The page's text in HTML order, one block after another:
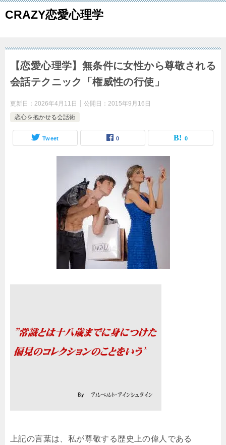
CRAZY恋愛心理学
【恋愛心理学】無条件に女性から尊敬される
会話テクニック「権威性の行使」
更新日： 2026年4月11日 公開日： 2015年9月16日
恋心を抱かせる会話術
Tweet 0 0
上記の言葉は、私が尊敬する歴史上の偉人である